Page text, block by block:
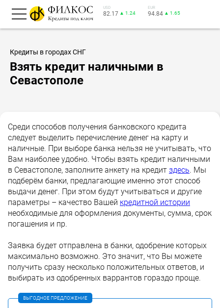
USD
82.17 ▲ 1.24
EUR
94.84 ▲ 1.65
Кредиты в городах СНГ
Взять кредит наличными в
Севастополе
Среди способов получения банковского кредита
следует выделить перечисление денег на карту и
наличные. При выборе банка нельзя не учитывать, что
Вам наиболее удобно. Чтобы взять кредит наличными
в Севастополе, заполните анкету на кредит здесь. Мы
подберём банки, предлагающие именно этот способ
выдачи денег. При этом будут учитываться и другие
параметры – качество Вашей кредитной истории
необходимые для оформления документы, сумма, срок
погашения и пр.
Заявка будет отправлена в банки, одобрение которых
максимально возможно. Это значит, что Вы можете
получить сразу несколько положительных ответов, и
выбирать из одобренных варрантов гораздо проще.
ВЫГОДНОЕ ПРЕДЛОЖЕНИЕ